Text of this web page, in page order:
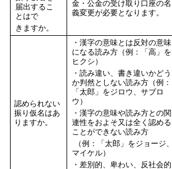
届出するこ
とはで
きますか。
金・公金の受け取り口座の名
義変更が必要となります。
認められない
振り仮名はあ
りますか。
・漢字の意味とは反対の意味
になる読み方（例：「高」を
ヒクシ）
・読み違い、書き違いかどう
か判然としない読み方（例：
「太郎」をジロウ、サブロ
ウ）
・漢字の意味や読み方との関
連性をおよそ又は全く認める
ことができない読み方
（例：「太郎」をジョージ、
マイケル）
・差別的、卑わい、反社会的